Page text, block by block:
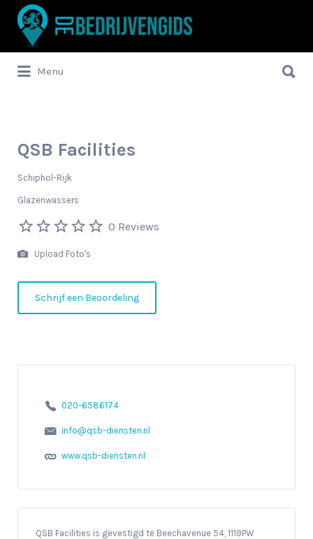
Zoek
naar:
Menu
naar:
QSB Facilities
Schiphol-Rijk
Glazenwassers
0 Reviews
Upload Foto's
Schrijf een Beoordeling
020-6586174
info@qsb-diensten.nl
www.qsb-diensten.nl
QSB Facilities is gevestigd te Beechavenue 54, 1119PW